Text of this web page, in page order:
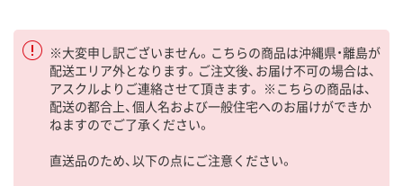
※大変申し訳ございません。こちらの商品は沖縄県・離島が
配送エリア外となります。ご注文後、お届け不可の場合は、
アスクルよりご連絡させて頂きます。 ※こちらの商品は、
配送の都合上、個人名および一般住宅へのお届けができか
ねますのでご了承ください。
直送品のため、以下の点にご注意ください。